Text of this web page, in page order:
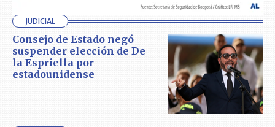
JUDICIAL
Consejo de Estado negó
suspender elección de De
la Espriella por
estadounidense